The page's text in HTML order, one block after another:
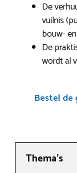
De
vuilnis
bouw-
De
wordt al
Bestel
Thema’s